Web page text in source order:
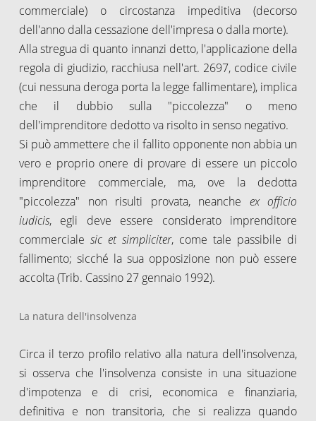
commerciale) o circostanza impeditiva (decorso
dell'anno dalla cessazione dell'impresa o dalla morte).
Alla stregua di quanto innanzi detto, l'applicazione della
regola di giudizio, racchiusa nell'art. 2697, codice civile
(cui nessuna deroga porta la legge fallimentare), implica
che il dubbio sulla "piccolezza" o meno
dell'imprenditore dedotto va risolto in senso negativo.
Si può ammettere che il fallito opponente non abbia un
vero e proprio onere di provare di essere un piccolo
imprenditore commerciale, ma, ove la dedotta
"piccolezza" non risulti provata, neanche ex officio
iudicis, egli deve essere considerato imprenditore
commerciale sic et simpliciter, come tale passibile di
fallimento; sicché la sua opposizione non può essere
accolta (Trib. Cassino 27 gennaio 1992).
La natura dell'insolvenza
Circa il terzo profilo relativo alla natura dell'insolvenza,
si osserva che l'insolvenza consiste in una situazione
d'impotenza e di crisi, economica e finanziaria,
definitiva e non transitoria, che si realizza quando